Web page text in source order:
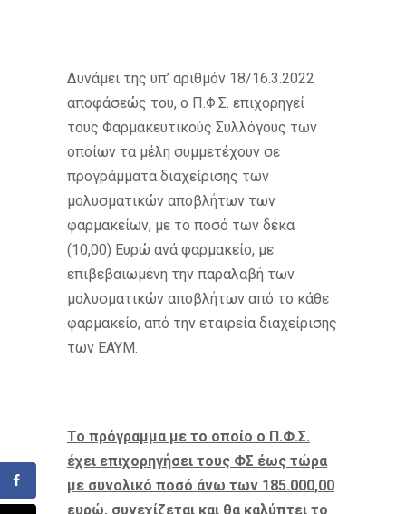
Δυνάμει της υπ’ αριθμόν 18/16.3.2022
αποφάσεώς του, ο Π.Φ.Σ. επιχορηγεί
τους Φαρμακευτικούς Συλλόγους των
οποίων τα μέλη συμμετέχουν σε
προγράμματα διαχείρισης των
μολυσματικών αποβλήτων των
φαρμακείων, με το ποσό των δέκα
(10,00) Ευρώ ανά φαρμακείο, με
επιβεβαιωμένη την παραλαβή των
μολυσματικών αποβλήτων από το κάθε
φαρμακείο, από την εταιρεία διαχείρισης
των ΕΑΥΜ.
Το πρόγραμμα με το οποίο ο Π.Φ.Σ.
έχει επιχορηγήσει τους ΦΣ έως τώρα
με συνολικό ποσό άνω των 185.000,00
ευρώ, συνεχίζεται και θα καλύπτει το